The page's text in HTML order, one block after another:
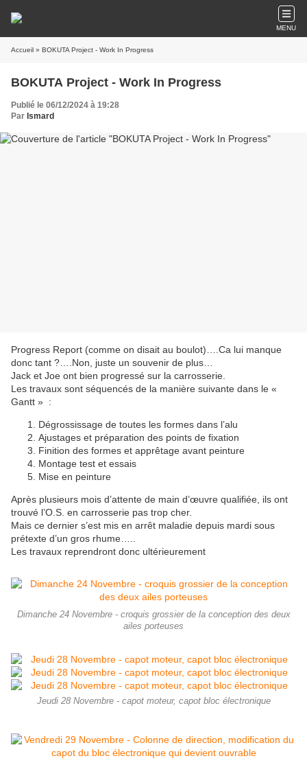
MENU
Accueil » BOKUTA Project - Work In Progress
BOKUTA Project - Work In Progress
Publié le 06/12/2024 à 19:28
Par Ismard
Progress Report (comme on disait au boulot)….Ca lui manque
donc tant ?….Non, juste un souvenir de plus…
Jack et Joe ont bien progressé sur la carrosserie.
Les travaux sont séquencés de la manière suivante dans le «
Gantt » :
Dégrossissage de toutes les formes dans l’alu
Ajustages et préparation des points de fixation
Finition des formes et apprêtage avant peinture
Montage test et essais
Mise en peinture
Après plusieurs mois d’attente de main d’œuvre qualifiée, ils ont
trouvé l’O.S. en carrosserie pas trop cher.
Mais ce dernier s’est mis en arrêt maladie depuis mardi sous
prétexte d’un gros rhume…..
Les travaux reprendront donc ultérieurement
Dimanche 24 Novembre - croquis grossier de la conception des deux
ailes porteuses
Jeudi 28 Novembre - capot moteur, capot bloc électronique